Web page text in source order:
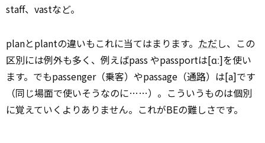
staff、vastなど。
planとplantの違いもこれに当てはまります。 ただし、この
区別には例外も多く、例えばpass やpassportは[ɑː]を使い
ます。でもpassenger（乗客）やpassage（通路）は[a]です
（同じ場面で使いそうなのに……）。こういうものは個別
に覚えていくよりありません。これがBEの難しさです。